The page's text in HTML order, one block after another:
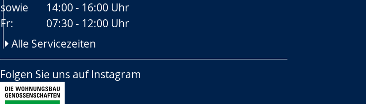
sowie
14:00 - 16:00 Uhr
Fr:
07:30 - 12:00 Uhr
Alle Servicezeiten
Folgen Sie uns auf Instagram